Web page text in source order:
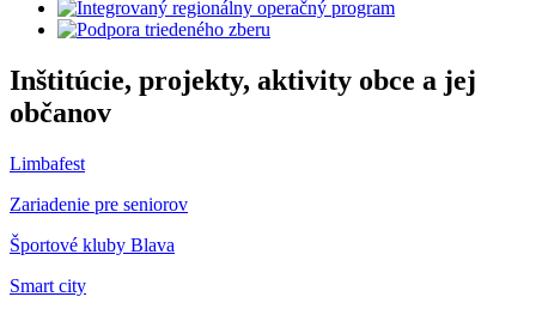
Inštitúcie, projekty, aktivity obce a jej
občanov
Limbafest
Zariadenie pre seniorov
Športové kluby Blava
Smart city